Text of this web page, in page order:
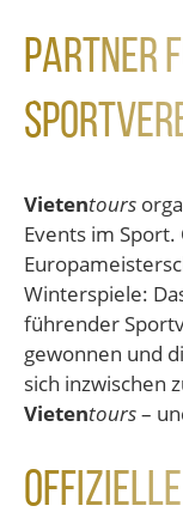
Partner
Vietentours
Events im
Winterspiele:
führender
gewonnen und
sich inzwischen
Vietentours–
Offizielle